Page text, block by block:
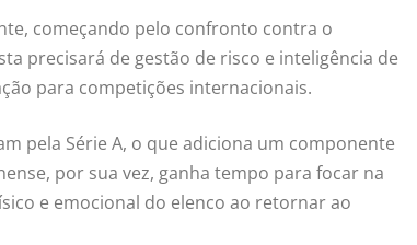
começando pelo confronto contra o
precisará de gestão de risco e inteligência de
para competições internacionais.
pela Série A, o que adiciona um componente
por sua vez, ganha tempo para focar na
e emocional do elenco ao retornar ao